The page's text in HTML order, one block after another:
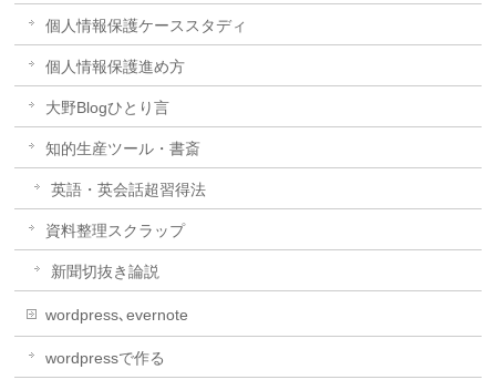
個人情報保護ケーススタディ
個人情報保護進め方
大野Blogひとり言
知的生産ツール・書斎
英語・英会話超習得法
資料整理スクラップ
新聞切抜き論説
wordpress､evernote
wordpressで作る